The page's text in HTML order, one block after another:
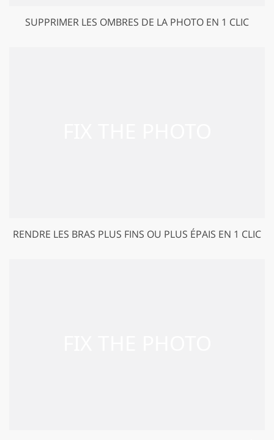
SUPPRIMER LES OMBRES DE LA PHOTO EN 1 CLIC
RENDRE LES BRAS PLUS FINS OU PLUS ÉPAIS EN 1 CLIC